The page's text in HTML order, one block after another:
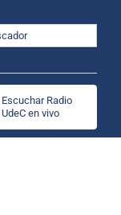
Escuchar Radio
UdeC en vivo